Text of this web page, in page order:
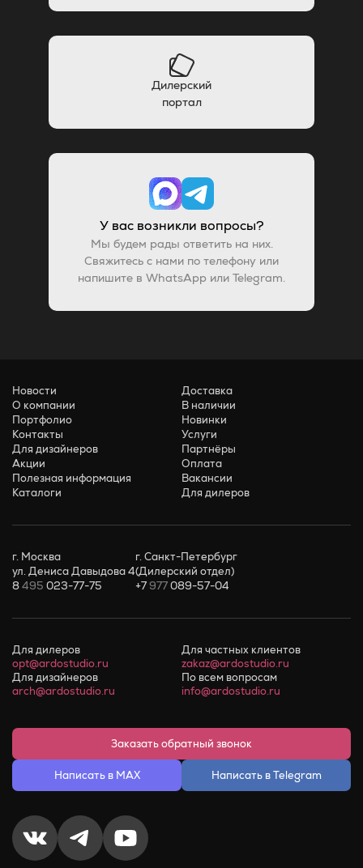
Дилерский
портал
У вас возникли вопросы?
Мы будем рады ответить на них.
Свяжитесь с нами по телефону или
напишите в WhatsApp или Telegram.
Новости
О компании
Портфолио
Контакты
Для дизайнеров
Акции
Полезная информация
Каталоги
Доставка
В наличии
Новинки
Услуги
Партнёры
Оплата
Вакансии
Для дилеров
г. Москва
ул. Дениса Давыдова 4
8495 023-77-75
г. Санкт-Петербург
(Дилерский отдел)
+7977089-57-04
Для дилеров
opt@ardostudio.ru
Для частных клиентов
zakaz@ardostudio.ru
Для дизайнеров
arch@ardostudio.ru
По всем вопросам
info@ardostudio.ru
Заказать обратный звонок
Написать в MAX Написать в Telegram